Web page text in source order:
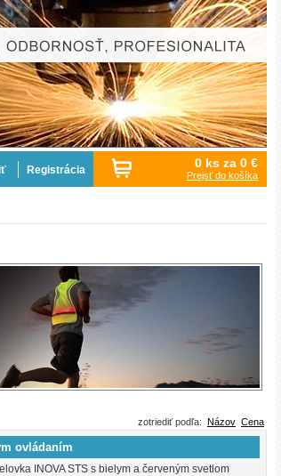
zotriediť podľa: Názov Cena
ovládaním
INOVA STS s bielym a červeným svetlom
Registrácia 0 ks za 0 €
Prejsť do košíka